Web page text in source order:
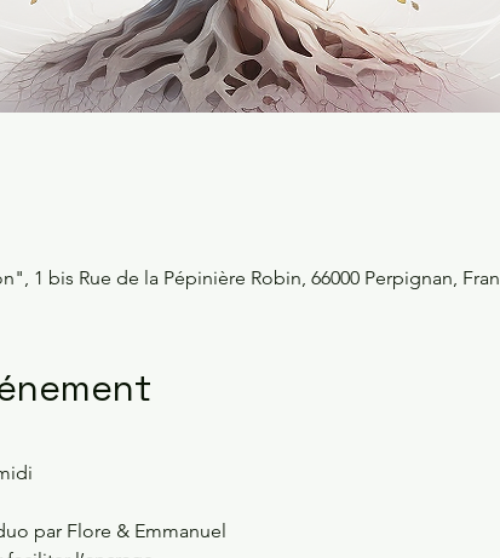
1 bis Rue de la Pépinière Robin, 66000 Perpignan,
par Flore & Emmanuel